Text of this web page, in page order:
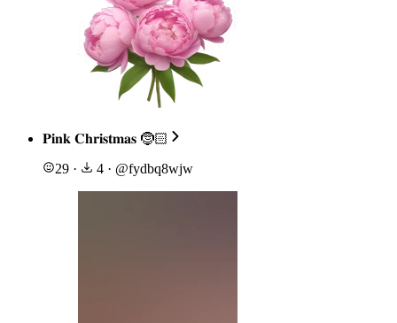
𝐏𝐢𝐧𝐤 𝐂𝐡𝐫𝐢𝐬𝐭𝐦𝐚𝐬 🤶🏻
29 · 4 · @fydbq8wjw